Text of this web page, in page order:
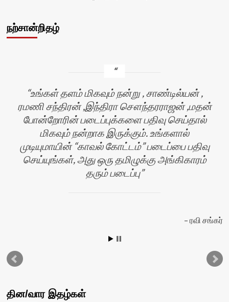
நற்சான்றிதழ்
உங்கள் தளம் மிகவும் நன்று , சாண்டில்யன் ,
ரமணி சந்திரன் ,இந்திரா சௌந்தரராஜன் ,மதன்
போன்றோரின் படைப்புக்களை பதிவு செய்தால்
மிகவும் நன்றாக இருக்கும். உங்களால்
முடியுமாயின் “காவல் கோட்டம்” படைப்பை பதிவு
செய்யுங்கள், அது ஒரு தமிழுக்கு அங்கிகாரம்
தரும் படைப்பு
ரவி சங்கர்
தின/வார இதழ்கள்